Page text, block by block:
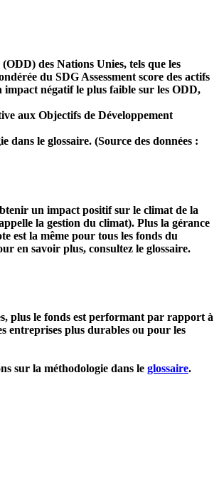
des Nations Unies, tels que les
du SDG Assessment score des actifs
impact négatif le plus faible sur les ODD,
aux Objectifs de Développement
le glossaire. (Source des données :
un impact positif sur le climat de la
la gestion du climat). Plus la gérance
est la même pour tous les fonds du
en savoir plus, consultez le glossaire.
plus le fonds est performant par rapport à
entreprises plus durables ou pour les
sur la méthodologie dans le glossaire.